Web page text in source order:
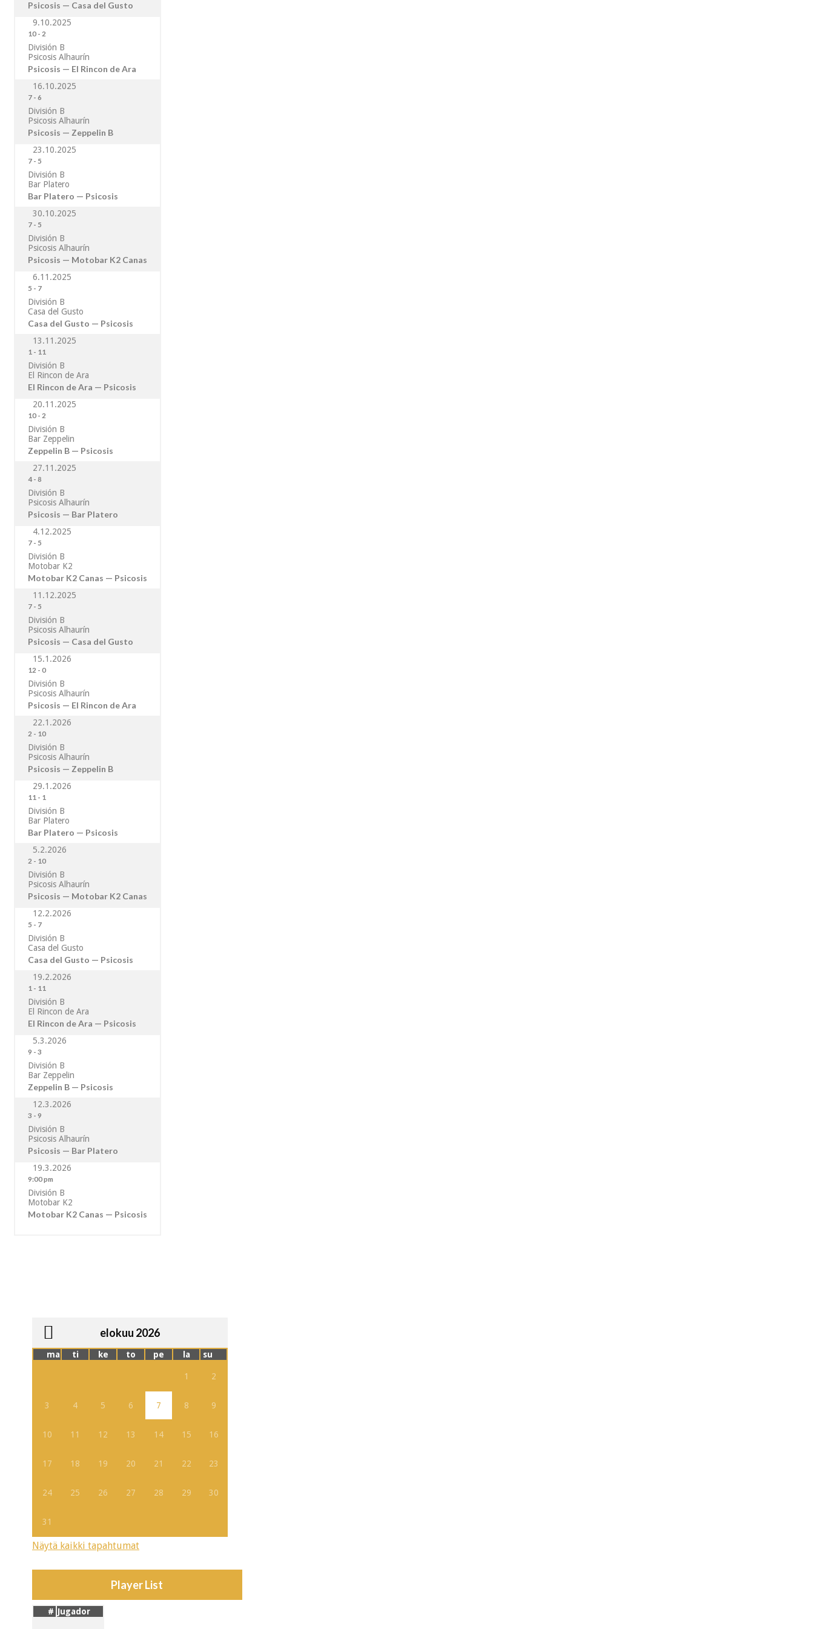
Psicosis — Casa del Gusto
9.10.2025
10 - 2
División B
Psicosis Alhaurín
Psicosis — El Rincon de Ara
16.10.2025
7 - 6
División B
Psicosis Alhaurín
Psicosis — Zeppelin B
23.10.2025
7 - 5
División B
Bar Platero
Bar Platero — Psicosis
30.10.2025
7 - 5
División B
Psicosis Alhaurín
Psicosis — Motobar K2 Canas
6.11.2025
5 - 7
División B
Casa del Gusto
Casa del Gusto — Psicosis
13.11.2025
1 - 11
División B
El Rincon de Ara
El Rincon de Ara — Psicosis
20.11.2025
10 - 2
División B
Bar Zeppelin
Zeppelin B — Psicosis
27.11.2025
4 - 8
División B
Psicosis Alhaurín
Psicosis — Bar Platero
4.12.2025
7 - 5
División B
Motobar K2
Motobar K2 Canas — Psicosis
11.12.2025
7 - 5
División B
Psicosis Alhaurín
Psicosis — Casa del Gusto
15.1.2026
12 - 0
División B
Psicosis Alhaurín
Psicosis — El Rincon de Ara
22.1.2026
2 - 10
División B
Psicosis Alhaurín
Psicosis — Zeppelin B
29.1.2026
11 - 1
División B
Bar Platero
Bar Platero — Psicosis
5.2.2026
2 - 10
División B
Psicosis Alhaurín
Psicosis — Motobar K2 Canas
12.2.2026
5 - 7
División B
Casa del Gusto
Casa del Gusto — Psicosis
19.2.2026
1 - 11
División B
El Rincon de Ara
El Rincon de Ara — Psicosis
5.3.2026
9 - 3
División B
Bar Zeppelin
Zeppelin B — Psicosis
12.3.2026
3 - 9
División B
Psicosis Alhaurín
Psicosis — Bar Platero
19.3.2026
9:00 pm
División B
Motobar K2
Motobar K2 Canas — Psicosis
elokuu 2026
ma ti ke to pe la su
1 2
3 4 5 6 7 8 9
10 11 12 13 14 15 16
17 18 19 20 21 22 23
24 25 26 27 28 29 30
31
Näytä kaikki tapahtumat
Player List
# Jugador